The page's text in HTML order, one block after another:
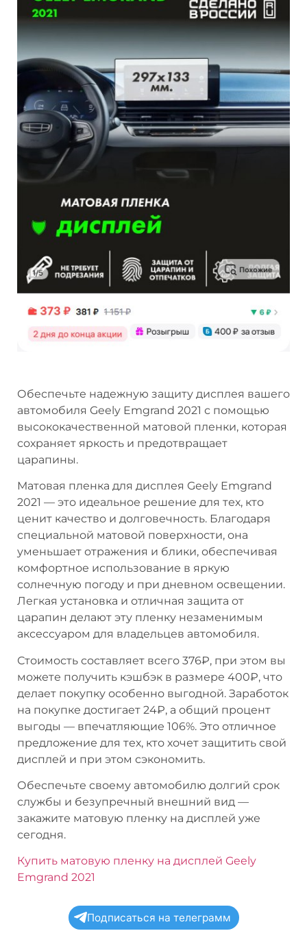
Обеспечьте надежную защиту дисплея вашего
автомобиля Geely Emgrand 2021 с помощью
высококачественной матовой пленки, которая
сохраняет яркость и предотвращает
царапины.
Матовая пленка для дисплея Geely Emgrand
2021 — это идеальное решение для тех, кто
ценит качество и долговечность. Благодаря
специальной матовой поверхности, она
уменьшает отражения и блики, обеспечивая
комфортное использование в яркую
солнечную погоду и при дневном освещении.
Легкая установка и отличная защита от
царапин делают эту пленку незаменимым
аксессуаром для владельцев автомобиля.
Стоимость составляет всего 376₽, при этом вы
можете получить кэшбэк в размере 400₽, что
делает покупку особенно выгодной. Заработок
на покупке достигает 24₽, а общий процент
выгоды — впечатляющие 106%. Это отличное
предложение для тех, кто хочет защитить свой
дисплей и при этом сэкономить.
Обеспечьте своему автомобилю долгий срок
службы и безупречный внешний вид —
закажите матовую пленку на дисплей уже
сегодня.
Купить матовую пленку на дисплей Geely
Emgrand 2021
Подписаться на телеграмм